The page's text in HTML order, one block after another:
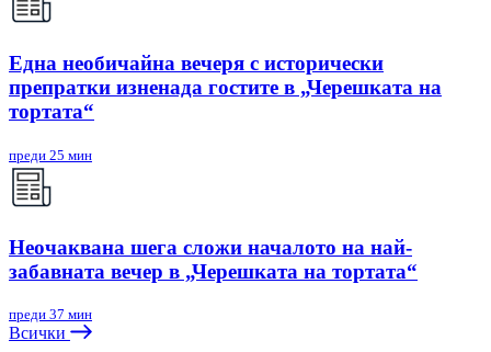
Една необичайна вечеря с исторически
препратки изненада гостите в „Черешката на
тортата“
преди 25 мин
Неочаквана шега сложи началото на най-
забавната вечер в „Черешката на тортата“
преди 37 мин
Всички